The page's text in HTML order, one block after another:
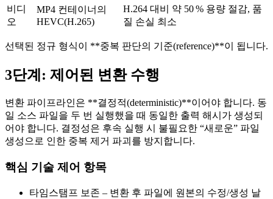
비디
오
MP4 컨테이너의
HEVC(H.265)
H.264 대비 약 50 % 용량 절감, 품
질 손실 최소
선택된 정규 형식이 **중복 판단의 기준(reference)**이 됩니다.
3단계: 제어된 변환 수행
변환 파이프라인은 **결정적(deterministic)**이어야 합니다. 동
일 소스 파일을 두 번 실행했을 때 동일한 출력 해시가 생성되
어야 합니다. 결정성은 후속 실행 시 불필요한 “새로운” 파일
생성으로 인한 중복 제거 파괴를 방지합니다.
핵심 기술 제어 항목
타임스탬프 보존 – 변환 후 파일에 원본의 수정/생성 날